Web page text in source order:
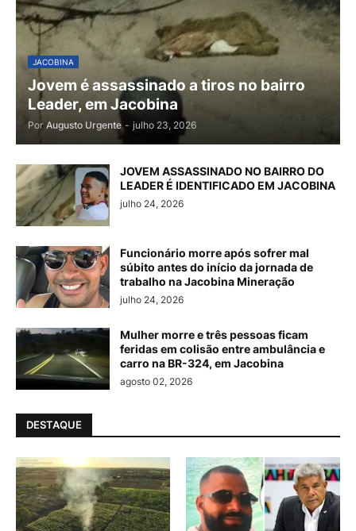
JACOBINA
Jovem é assassinado a tiros no bairro
Leader, em Jacobina
Por Augusto Urgente - julho 23, 2026
JOVEM ASSASSINADO NO BAIRRO DO
LEADER É IDENTIFICADO EM JACOBINA
julho 24, 2026
Funcionário morre após sofrer mal
súbito antes do início da jornada de
trabalho na Jacobina Mineração
julho 24, 2026
Mulher morre e três pessoas ficam
feridas em colisão entre ambulância e
carro na BR-324, em Jacobina
agosto 02, 2026
DESTAQUE